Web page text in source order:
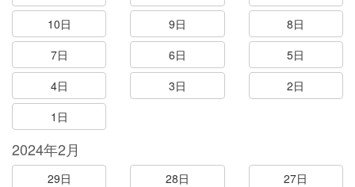
10日
9日
8日
7日
6日
5日
4日
3日
2日
1日
2024年2月
29日 28日
27日